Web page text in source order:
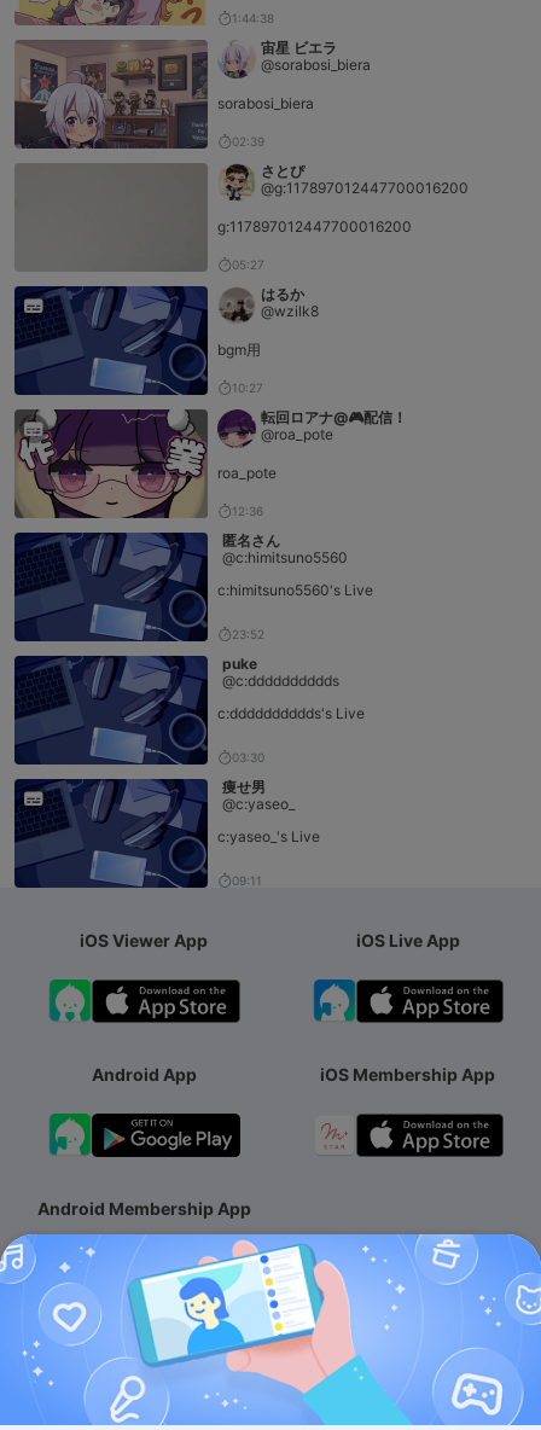
1:44:38
宙星 ビエラ
@sorabosi_biera
sorabosi_biera
02:39
さとぴ
@g:117897012447700016200
g:117897012447700016200
05:27
はるか
@wzilk8
bgm用
10:27
転回ロアナ@🎮配信！
@roa_pote
roa_pote
12:36
匿名さん
@c:himitsuno5560
c:himitsuno5560's Live
23:52
puke
@c:dddddddddds
c:dddddddddds's Live
03:30
痩せ男
@c:yaseo_
c:yaseo_'s Live
09:11
iOS Viewer App iOS Live App
Android App iOS Membership App
Android Membership App
About
Services